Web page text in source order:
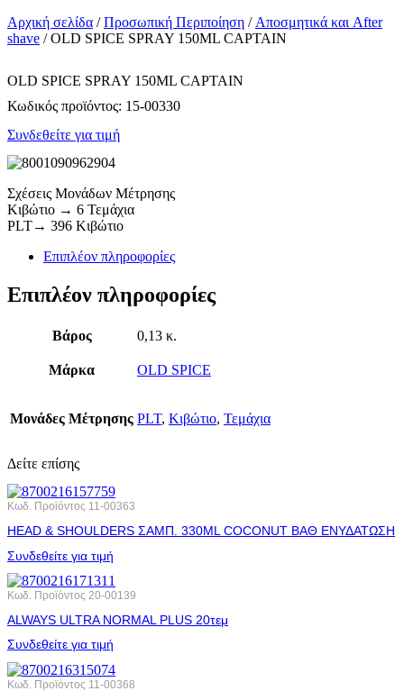
Αρχική σελίδα /Προσωπική Περιποίηση / Αποσμητικά και After
shave / OLD SPICE SPRAY 150ML CAPTAIN
OLD SPICE SPRAY 150ML CAPTAIN
Κωδικός προϊόντος: 15-00330
Συνδεθείτε για τιμή
Σχέσεις Μονάδων Μέτρησης
Κιβώτιο → 6 Τεμάχια
PLT→ 396 Κιβώτιο
Επιπλέον πληροφορίες
Επιπλέον πληροφορίες
Βάρος 0,13 κ.
Μάρκα OLD SPICE
Μονάδες Μέτρησης PLT, Κιβώτιο, Τεμάχια
Δείτε επίσης
Κωδ. Προϊόντος 11-00363
HEAD & SHOULDERS ΣΑΜΠ. 330ML COCONUT ΒΑΘ ΕΝΥΔΑΤΩΣΗ
Συνδεθείτε για τιμή
Κωδ. Προϊόντος 20-00139
ALWAYS ULTRA NORMAL PLUS 20τεμ
Συνδεθείτε για τιμή
Κωδ. Προϊόντος 11-00368